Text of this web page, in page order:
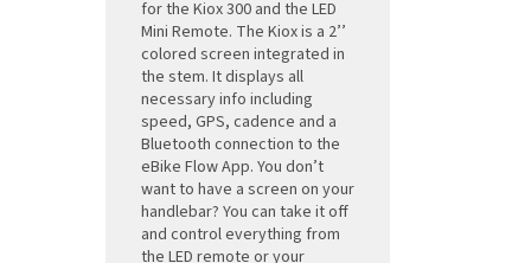
for the Kiox 300 and the LED
Mini Remote. The Kiox is a 2’’
colored screen integrated in
the stem. It displays all
necessary info including
speed, GPS, cadence and a
Bluetooth connection to the
eBike Flow App. You don’t
want to have a screen on your
handlebar? You can take it off
and control everything from
the LED remote or your